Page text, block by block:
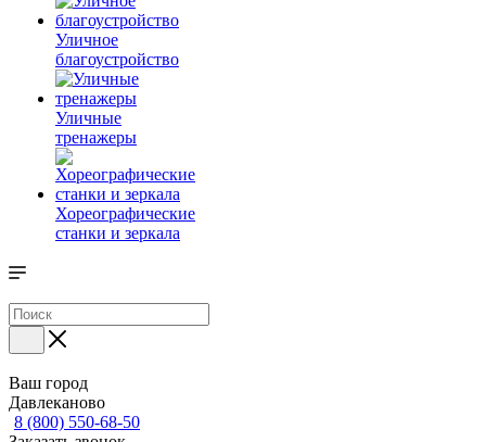
Уличное
благоустройство
Уличные
тренажеры
Хореографические
станки и зеркала
Ваш город
Давлеканово
8 (800) 550-68-50